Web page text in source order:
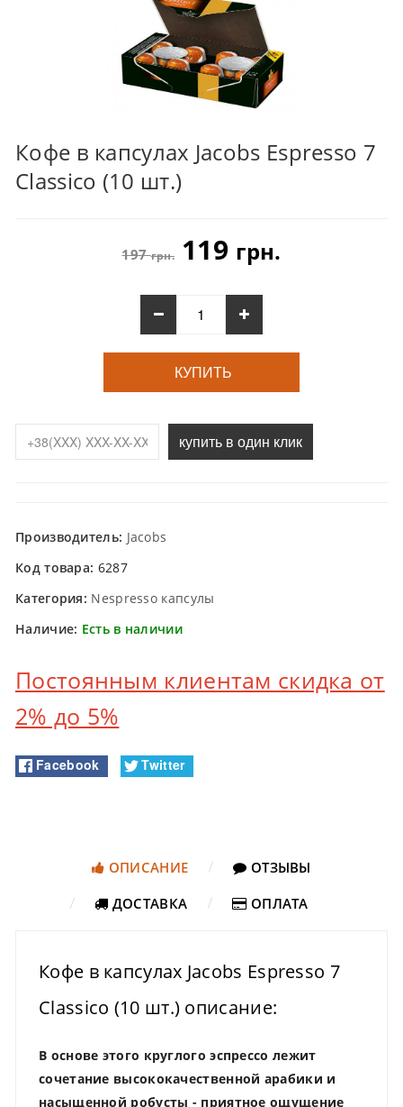
Кофе в капсулах Jacobs Espresso 7
Classico (10 шт.)
197грн.119 грн.
КУПИТЬ
купить в один клик
Производитель: Jacobs
Код товара: 6287
Категория: Nespresso капсулы
Наличие: Есть в наличии
Постоянным клиентам скидка от
2% до 5%
Facebook Twitter
ОПИСАНИЕ
ОТЗЫВЫ
ДОСТАВКА
ОПЛАТА
Кофе в капсулах Jacobs Espresso 7
Classico (10 шт.) описание:
В основе этого круглого эспрессо лежит
сочетание высококачественной арабики и
насыщенной робусты - приятное ощущение